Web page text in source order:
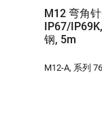
M12 弯角
IP67/
钢, 5m
M12-A, 系列